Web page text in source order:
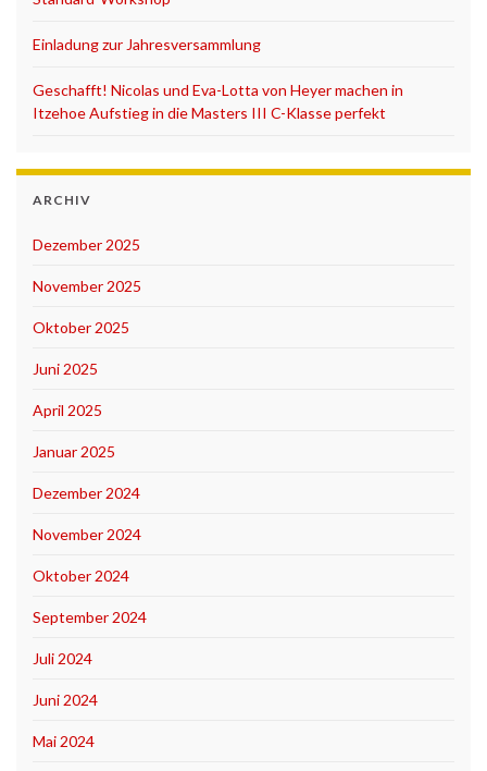
Einladung zur Jahresversammlung
Geschafft! Nicolas und Eva-Lotta von Heyer machen in
Itzehoe Aufstieg in die Masters III C-Klasse perfekt
ARCHIV
Dezember 2025
November 2025
Oktober 2025
Juni 2025
April 2025
Januar 2025
Dezember 2024
November 2024
Oktober 2024
September 2024
Juli 2024
Juni 2024
Mai 2024